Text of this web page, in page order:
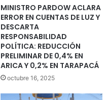
MINISTRO PARDOW ACLARA
ERROR EN CUENTAS DE LUZ Y
DESCARTA
RESPONSABILIDAD
POLÍTICA: REDUCCIÓN
PRELIMINAR DE 0,4% EN
ARICA Y 0,2% EN TARAPACÁ
octubre 16, 2025